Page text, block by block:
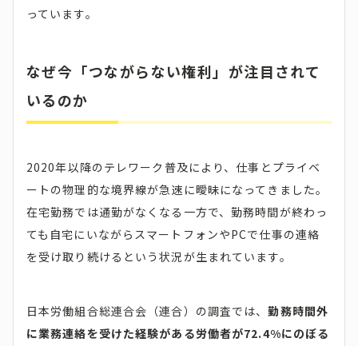
っています。
なぜ今「つながらない権利」が注目されて
いるのか
2020年以降のテレワーク普及により、仕事とプライベ
ートの物理的な境界線が急速に曖昧になってきました。
在宅勤務では通勤がなくなる一方で、勤務時間が終わっ
ても自宅にいながらスマートフォンやPCで仕事の連絡
を受け取り続けるという状況が生まれています。
日本労働組合総連合会（連合）の調査では、勤務時間外
に業務連絡を受けた経験がある労働者が72.4%にのぼる